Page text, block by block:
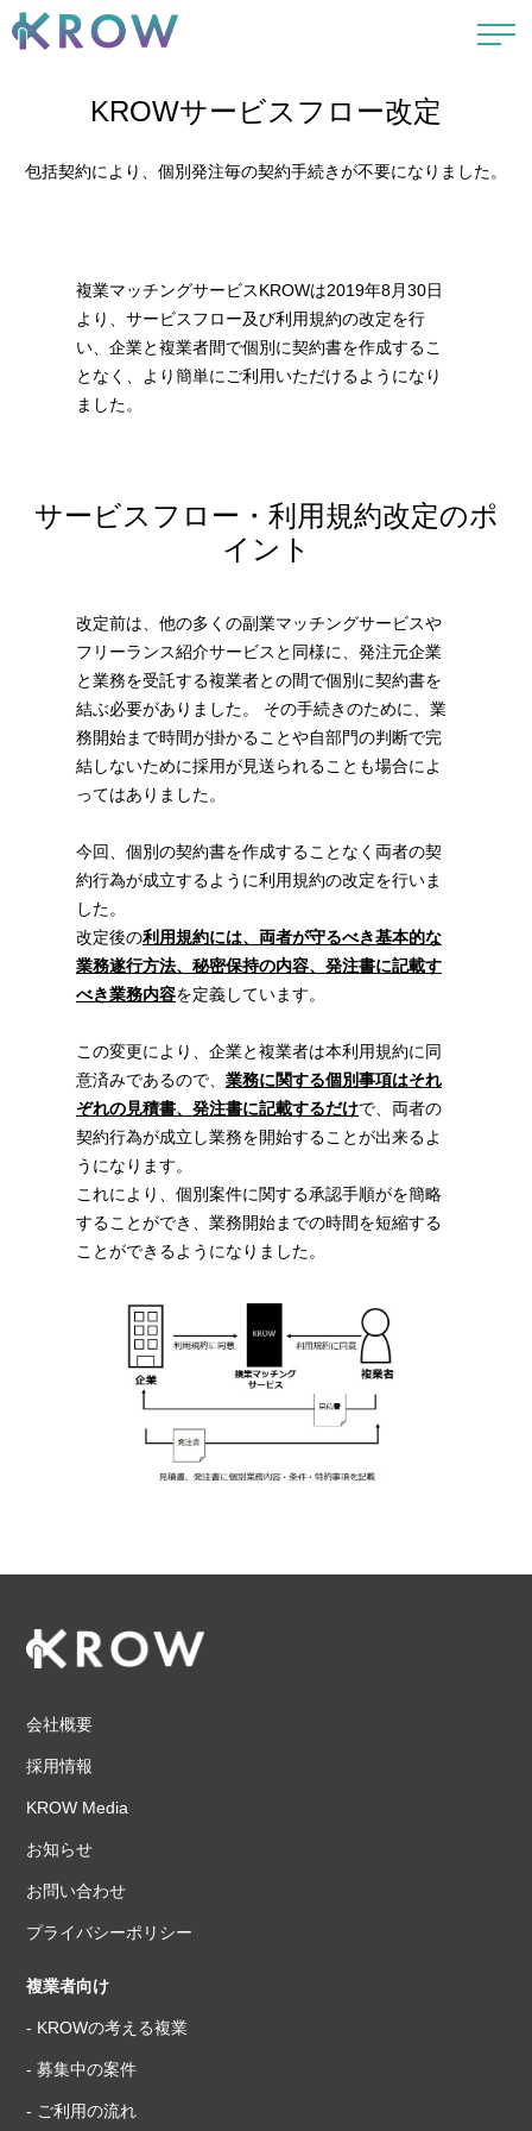
KROWサービスフロー改定
包括契約により、個別発注毎の契約手続きが不要になりました。
複業マッチングサービスKROWは2019年8月30日
より、サービスフロー及び利用規約の改定を行
い、企業と複業者間で個別に契約書を作成するこ
となく、より簡単にご利用いただけるようになり
ました。
サービスフロー・利用規約改定のポ
イント
改定前は、他の多くの副業マッチングサービスや
フリーランス紹介サービスと同様に、発注元企業
と業務を受託する複業者との間で個別に契約書を
結ぶ必要がありました。 その手続きのために、業
務開始まで時間が掛かることや自部門の判断で完
結しないために採用が見送られることも場合によ
ってはありました。
今回、個別の契約書を作成することなく両者の契
約行為が成立するように利用規約の改定を行いま
した。
改定後の利用規約には、両者が守るべき基本的な
業務遂行方法、秘密保持の内容、発注書に記載す
べき業務内容を定義しています。
この変更により、企業と複業者は本利用規約に同
意済みであるので、 業務に関する個別事項はそれ
ぞれの見積書、発注書に記載するだけで、両者の
契約行為が成立し業務を開始することが出来るよ
うになります。
これにより、個別案件に関する承認手順がを簡略
することができ、業務開始までの時間を短縮する
ことができるようになりました。
会社概要
採用情報
KROW Media
お知らせ
お問い合わせ
プライバシーポリシー
複業者向け
- KROWの考える複業
- 募集中の案件
- ご利用の流れ